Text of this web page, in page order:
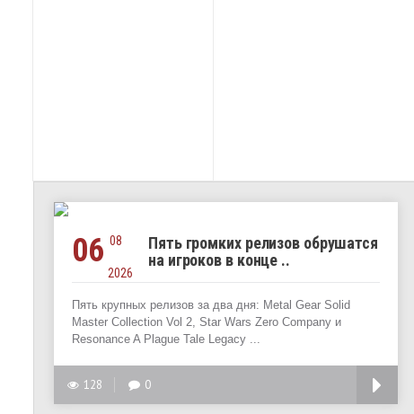
06 08
2026
Пять громких релизов обрушатся
на игроков в конце ..
Пять крупных релизов за два дня: Metal Gear Solid
Master Collection Vol 2, Star Wars Zero Company и
Resonance A Plague Tale Legacy ...
128 0